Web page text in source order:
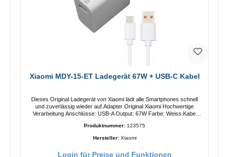
Xiaomi MDY-15-ET Ladegerät 67W + USB-C Kabel
Dieses Original Ladegerät von Xiaomi lädt alle Smartphones schnell
und zuverlässig wieder auf.Adapter Original Xiaomi Hochwertige
Verarbeitung Anschlüsse: USB-A Output: 67W Farbe: Weiss Kabel
Produktnummer: 123575
Hersteller: Xiaomi
Login für Preise und Funktionen